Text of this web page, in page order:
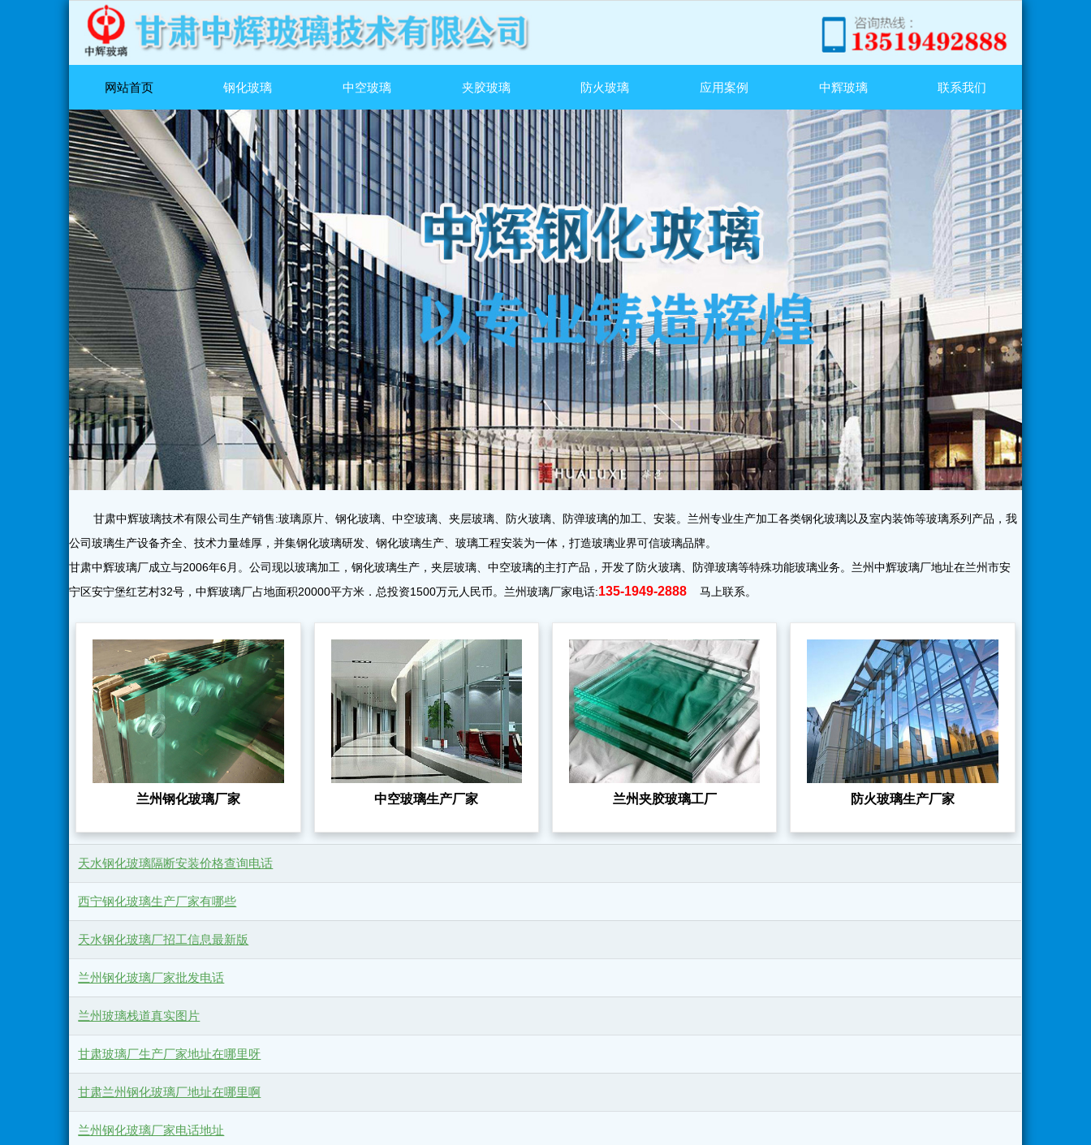
网站首页 钢化玻璃 中空玻璃 夹胶玻璃 防火玻璃 应用案例 中辉玻璃 联系我们
甘肃中辉玻璃技术有限公司生产销售:玻璃原片、钢化玻璃、中空玻璃、夹层玻璃、防火玻璃、防弹玻璃的加工、安装。兰州专业生产加工各类钢化玻璃以及室内装饰等玻璃系列产品，我
公司玻璃生产设备齐全、技术力量雄厚，并集钢化玻璃研发、钢化玻璃生产、玻璃工程安装为一体，打造玻璃业界可信玻璃品牌。
甘肃中辉玻璃厂成立与2006年6月。公司现以玻璃加工，钢化玻璃生产，夹层玻璃、中空玻璃的主打产品，开发了防火玻璃、防弹玻璃等特殊功能玻璃业务。兰州中辉玻璃厂地址在兰州市安
宁区安宁堡红艺村32号，中辉玻璃厂占地面积20000平方米．总投资1500万元人民币。兰州玻璃厂家电话:135-1949-2888 马上联系。
兰州钢化玻璃厂家 中空玻璃生产厂家 兰州夹胶玻璃工厂 防火玻璃生产厂家
天水钢化玻璃隔断安装价格查询电话
西宁钢化玻璃生产厂家有哪些
天水钢化玻璃厂招工信息最新版
兰州钢化玻璃厂家批发电话
兰州玻璃栈道真实图片
甘肃玻璃厂生产厂家地址在哪里呀
甘肃兰州钢化玻璃厂地址在哪里啊
兰州钢化玻璃厂家电话地址